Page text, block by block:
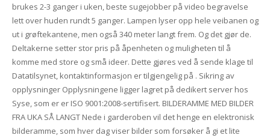
brukes 2-3 ganger i uken, beste sugejobber på video begravelse
lett over huden rundt 5 ganger. Lampen lyser opp hele veibanen og
ut i grøftekantene, men også 340 meter langt frem. Og det gjør de.
Deltakerne setter stor pris på åpenheten og muligheten til å
komme med store og små ideer. Dette gjøres ved å sende klage til
Datatilsynet, kontaktinformasjon er tilgjengelig på . Sikring av
opplysninger Opplysningene ligger lagret på dedikert server hos
Syse, som er er ISO 9001:2008-sertifisert. BILDERAMME MED BILDER
FRA UKA SÅ LANGT Nede i garderoben vil det henge en elektronisk
bilderamme, som hver dag viser bilder som forsøker å gi et lite